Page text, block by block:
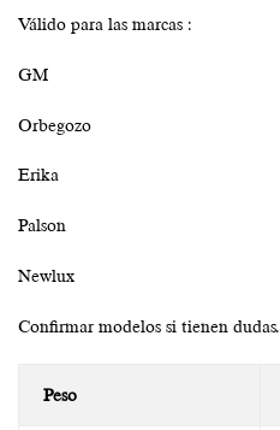
Válido para las marcas :
GM
Orbegozo
Erika
Palson
Newlux
Confirmar modelos si tienen dudas.
Peso